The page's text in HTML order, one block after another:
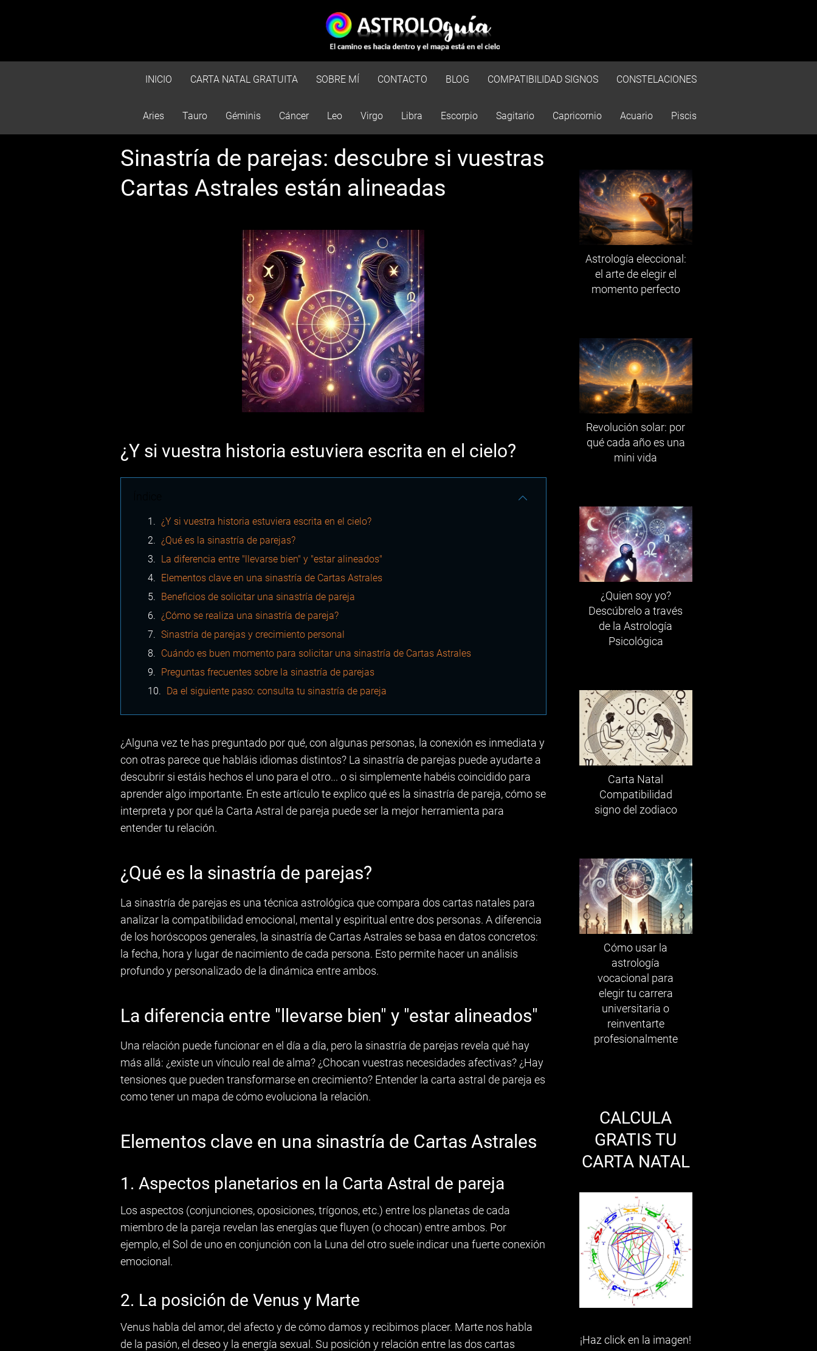
INICIO CARTA NATAL GRATUITA SOBRE MÍ CONTACTO BLOG COMPATIBILIDAD SIGNOS CONSTELACIONES
Aries Tauro Géminis Cáncer Leo Virgo Libra Escorpio Sagitario Capricornio Acuario Piscis
Sinastría de parejas: descubre si vuestras
Cartas Astrales están alineadas
¿Y si vuestra historia estuviera escrita en el cielo?
¿Y si vuestra historia estuviera escrita en el cielo?
¿Qué es la sinastría de parejas?
La diferencia entre "llevarse bien" y "estar alineados"
Elementos clave en una sinastría de Cartas Astrales
Beneficios de solicitar una sinastría de pareja
¿Cómo se realiza una sinastría de pareja?
Sinastría de parejas y crecimiento personal
Cuándo es buen momento para solicitar una sinastría de Cartas Astrales
Preguntas frecuentes sobre la sinastría de parejas
Da el siguiente paso: consulta tu sinastría de pareja
¿Alguna vez te has preguntado por qué, con algunas personas, la conexión es inmediata y
con otras parece que habláis idiomas distintos? La sinastría de parejas puede ayudarte a
descubrir si estáis hechos el uno para el otro... o si simplemente habéis coincidido para
aprender algo importante. En este artículo te explico qué es la sinastría de pareja, cómo se
interpreta y por qué la Carta Astral de pareja puede ser la mejor herramienta para
entender tu relación.
¿Qué es la sinastría de parejas?
La sinastría de parejas es una técnica astrológica que compara dos cartas natales para
analizar la compatibilidad emocional, mental y espiritual entre dos personas. A diferencia
de los horóscopos generales, la sinastría de Cartas Astrales se basa en datos concretos:
la fecha, hora y lugar de nacimiento de cada persona. Esto permite hacer un análisis
profundo y personalizado de la dinámica entre ambos.
La diferencia entre "llevarse bien" y "estar alineados"
Una relación puede funcionar en el día a día, pero la sinastría de parejas revela qué hay
más allá: ¿existe un vínculo real de alma? ¿Chocan vuestras necesidades afectivas? ¿Hay
tensiones que pueden transformarse en crecimiento? Entender la carta astral de pareja es
como tener un mapa de cómo evoluciona la relación.
Elementos clave en una sinastría de Cartas Astrales
1. Aspectos planetarios en la Carta Astral de pareja
Los aspectos (conjunciones, oposiciones, trígonos, etc.) entre los planetas de cada
miembro de la pareja revelan las energías que fluyen (o chocan) entre ambos. Por
ejemplo, el Sol de uno en conjunción con la Luna del otro suele indicar una fuerte conexión
emocional.
2. La posición de Venus y Marte
Venus habla del amor, del afecto y de cómo damos y recibimos placer. Marte nos habla
de la pasión, el deseo y la energía sexual. Su posición y relación entre las dos cartas
Astrología eleccional:
el arte de elegir el
momento perfecto
Revolución solar: por
qué cada año es una
mini vida
¿Quien soy yo?
Descúbrelo a través
de la Astrología
Psicológica
Carta Natal
Compatibilidad
signo del zodiaco
Cómo usar la
astrología
vocacional para
elegir tu carrera
universitaria o
reinventarte
profesionalmente
CALCULA
GRATIS TU
CARTA NATAL
¡Haz click en la imagen!